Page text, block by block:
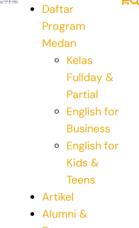
Daftar
Program
Medan
Kelas
Fullday &
Partial
English for
Business
English for
Kids &
Teens
Artikel
Alumni &